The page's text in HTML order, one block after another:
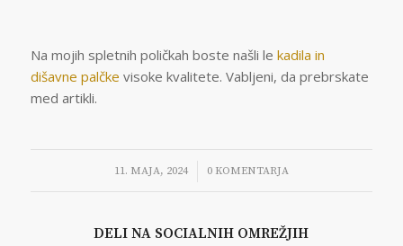
Na mojih spletnih poličkah boste našli le kadila in
dišavne palčke visoke kvalitete. Vabljeni, da prebrskate
med artikli.
11. MAJA, 2024
/ 0 KOMENTARJA
DELI NA SOCIALNIH OMREŽJIH